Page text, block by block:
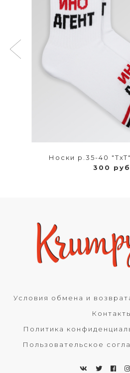
Носки р.35-40
300 руб
Условия обмена и
Контакты
Политика
Пользовательское